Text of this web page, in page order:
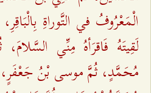
الْمَعْرُوفُ في التَّوراةِ
لَقِيتَهُ فَاقرَأهُ مِنِّي
مُحَمَّدٍ، ثُمَّ موسى بْنُ